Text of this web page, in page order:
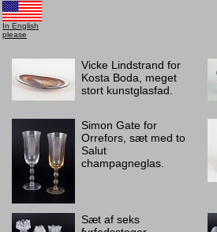
In English
please
Vicke Lindstrand for
Kosta Boda, meget
stort kunstglasfad.
Simon Gate for
Orrefors, sæt med to
Salut
champagneglas.
Sæt af seks